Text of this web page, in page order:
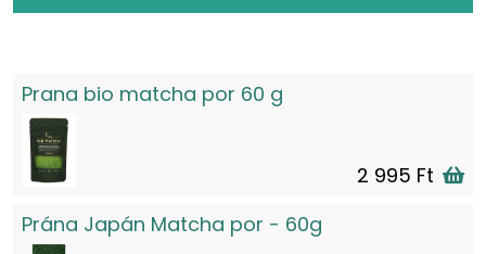
Prana bio matcha por 60 g
2 995 Ft
Prána Japán Matcha por - 60g